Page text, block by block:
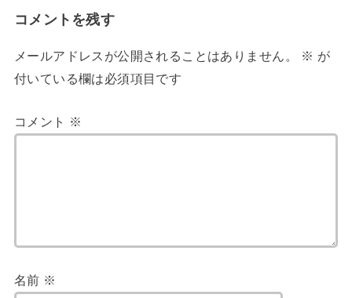
コメントを残す
メールアドレスが公開されることはありません。 ※ が
付いている欄は必須項目です
コメント ※
名前 ※